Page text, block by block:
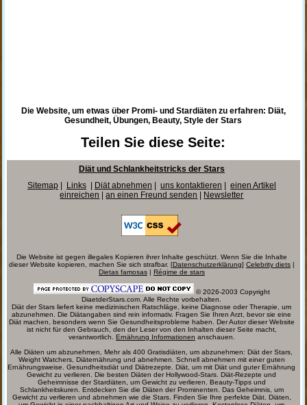
Die Website, um etwas über Promi- und Stardiäten zu erfahren: Diät,
Gesundheit, Übungen, Beauty, Style der Stars
Teilen Sie diese Seite:
Diät und Schlankheitstricks der Stars
Sitemap| Links| Diät abnehmen uns kontaktieren
einen Artikel
einreichen
|an einen Freund senden Newsletter
Die Website ist gegen illegales Kopieren ihrer Inhalte geschützt. Wenn Sie die Inhalte
dieser Website kopieren, machen Sie sich strafbar. [Datenschutzerklärung] Celebrity diets|
Dietas famosas| Régime de stars
© 2026-2003 Copyright
DiaetderStars.com. Alle Rechte vorbehalten.
Diät der Stars liefert keine medizinischen Ratschläge, keine Diagnose oder Therapie, um
abzunehmen. Die Diätangaben sind rein informativ. Fragen Sie Ihren Arzt, bevor sie eine
Diät machen, besonders wenn Sie Gesundheitsprobleme haben. Der Autor dieser Website
ist nicht für den Gebrauch, den der Leser von den Inhalten dieser Seite macht,
verantwortlich. Ernährung Informationen anschauen.
Alle Diäten um abzunehmen, Mehr als 400 Gratisdiäten, um abzunehmen: Diät der Stars,
Weight Watchers, Diäternährung und abnehmen. Schnell abnehmen mit einer guten
Ernährungsweise. Gesundheitsdiät und Diätrezepte. Diät, um mit Diät und guter Ernährung
Gewicht zu verlieren. Die besten Diäten der Hollywood-Stars. Diät-Rezepte und
Geheimnisse der Stardiäten, um Gewicht zu verlieren. Beauty-Tipps und
Schlankheitskuren. Entdecken Sie die Diäten der Prominenten. Das Geheimnis, um
Gewicht zu verlieren und abnehmen wie die Stars. Finden Sie Ihre perfekte Diät. Diäten,